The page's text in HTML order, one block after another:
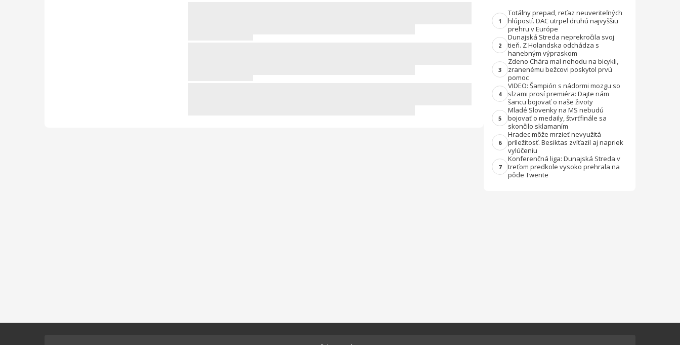
1
Totálny prepad, reťaz neuveriteľných
hlúpostí. DAC utrpel druhú najvyššiu
prehru v Európe
2
Dunajská Streda neprekročila svoj
tieň. Z Holandska odchádza s
hanebným výpraskom
3
Zdeno Chára mal nehodu na bicykli,
zranenému bežcovi poskytol prvú
pomoc
4
VIDEO: Šampión s nádormi mozgu so
slzami prosí premiéra: Dajte nám
šancu bojovať o naše životy
5
Mladé Slovenky na MS nebudú
bojovať o medaily, štvrťfinále sa
skončilo sklamaním
6
Hradec môže mrzieť nevyužitá
príležitosť. Besiktas zvíťazil aj napriek
vylúčeniu
7
Konferenčná liga: Dunajská Streda v
treťom predkole vysoko prehrala na
pôde Twente